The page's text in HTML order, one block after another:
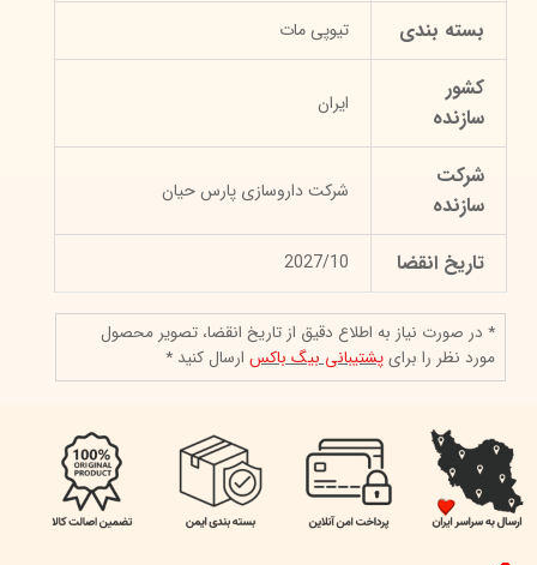
بسته بندی تیوپی مات
کشور
سازنده
ایران
شرکت
سازنده
شرکت داروسازی پارس حیان
تاریخ انقضا 2027/10
* در صورت نیاز به اطلاع دقیق از تاریخ انقضا، تصویر محصول
مورد نظر را برایپشتیبانی بیگ باکسارسال کنید *